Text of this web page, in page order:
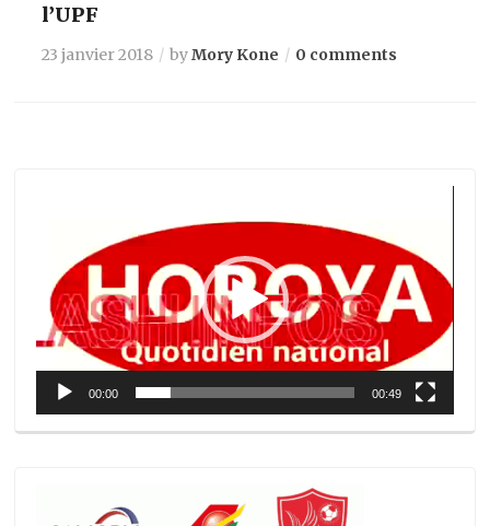
l’UPF
23 janvier 2018 byMory Kone 0 comments
00:00 00:49